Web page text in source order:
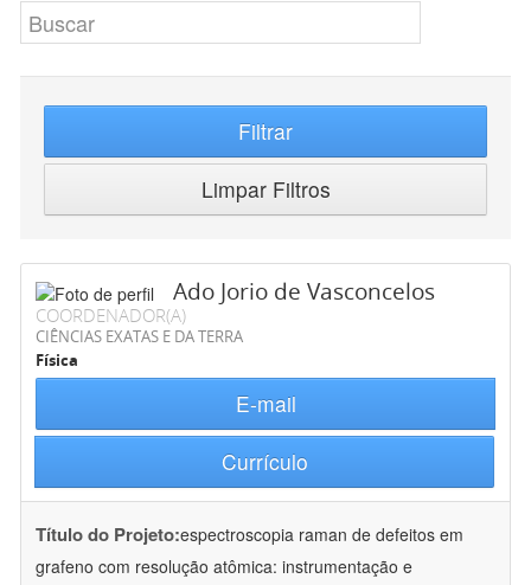
Filtrar
Limpar Filtros
Ado Jorio de Vasconcelos
COORDENADOR(A)
CIÊNCIAS EXATAS E DA TERRA
Física
E-mail
Currículo
Título do Projeto:espectroscopia raman de defeitos em
grafeno com resolução atômica: instrumentação e